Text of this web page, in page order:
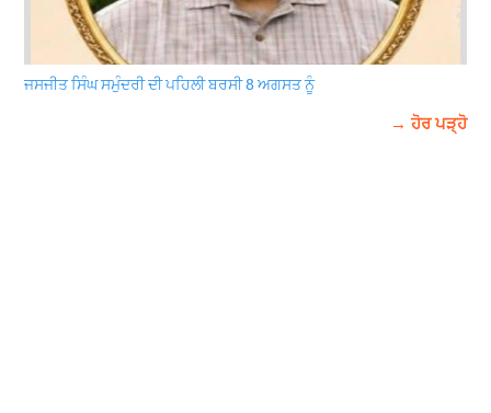
ਜਸਜੀਤ ਸਿੰਘ ਸਮੁੰਦਰੀ ਦੀ ਪਹਿਲੀ ਬਰਸੀ 8 ਅਗਸਤ ਨੂੰ
→ ਹੋਰ ਪੜ੍ਹੋ